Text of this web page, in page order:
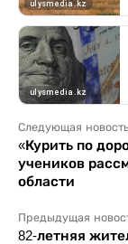
Следующая новость
«Курить по
учеников
области
Предыдущая
82-летняя